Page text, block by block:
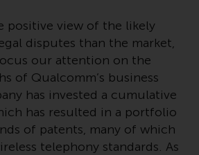
und andere
Fondsdokumente
um eine
Liste der Risiken und
Informationen
positive view of the likely
disputes than the market,
our attention on the
of Qualcomm’s business
has invested a cumulative
has resulted in a portfolio
of patents, many of which
telephony standards. As